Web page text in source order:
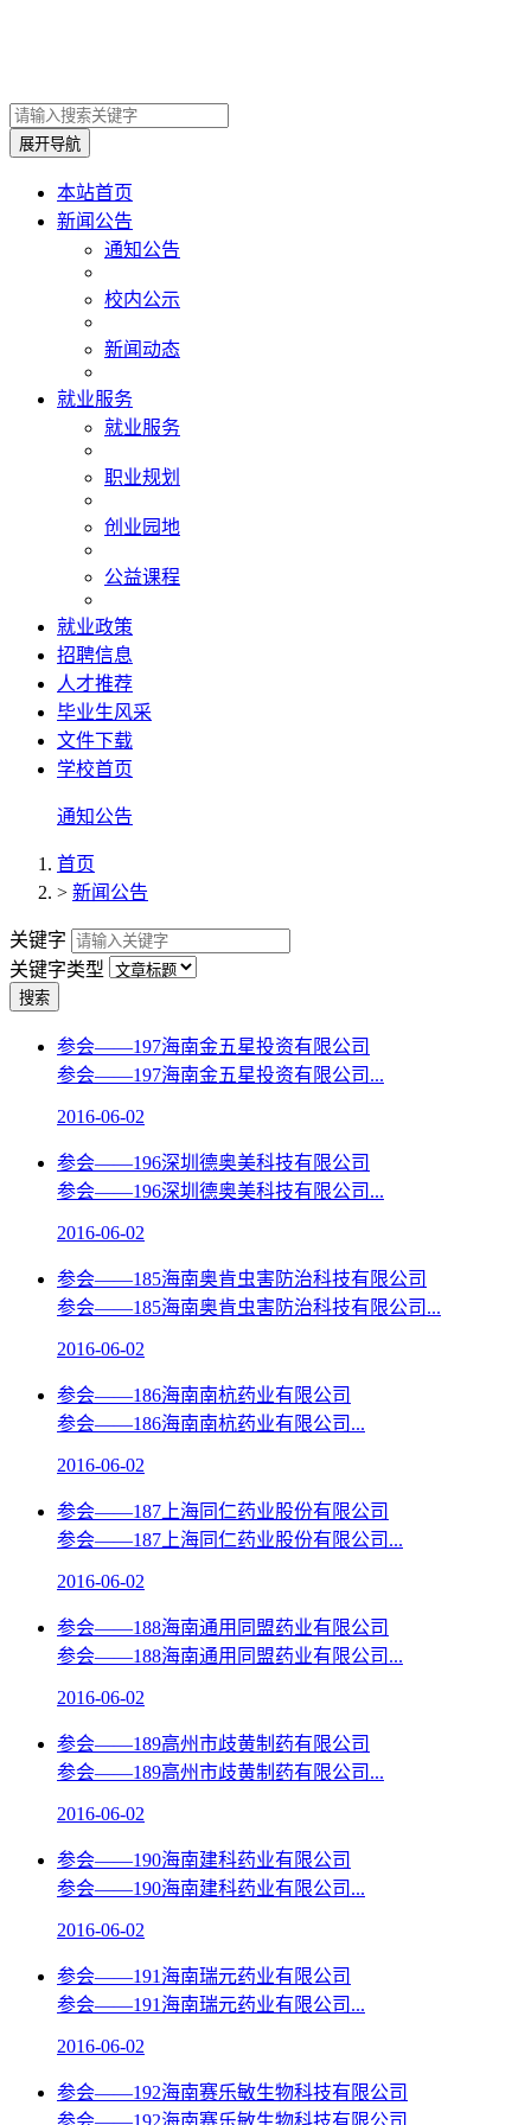
展开导航
本站首页
新闻公告
通知公告
校内公示
新闻动态
就业服务
就业服务
职业规划
创业园地
公益课程
就业政策
招聘信息
人才推荐
毕业生风采
文件下载
学校首页
通知公告
首页
> 新闻公告
关键字
关键字类型
搜索
参会——197海南金五星投资有限公司
参会——197海南金五星投资有限公司...
2016-06-02
参会——196深圳德奥美科技有限公司
参会——196深圳德奥美科技有限公司...
2016-06-02
参会——185海南奥肯虫害防治科技有限公司
参会——185海南奥肯虫害防治科技有限公司...
2016-06-02
参会——186海南南杭药业有限公司
参会——186海南南杭药业有限公司...
2016-06-02
参会——187上海同仁药业股份有限公司
参会——187上海同仁药业股份有限公司...
2016-06-02
参会——188海南通用同盟药业有限公司
参会——188海南通用同盟药业有限公司...
2016-06-02
参会——189高州市歧黄制药有限公司
参会——189高州市歧黄制药有限公司...
2016-06-02
参会——190海南建科药业有限公司
参会——190海南建科药业有限公司...
2016-06-02
参会——191海南瑞元药业有限公司
参会——191海南瑞元药业有限公司...
2016-06-02
参会——192海南赛乐敏生物科技有限公司
参会——192海南赛乐敏生物科技有限公司...